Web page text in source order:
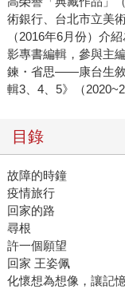
術銀行、台北市立美
（2016年6月份）介
影專書編輯，參與主
鍊・省思——康台生敘
輯3、4、5》（
目錄
故障的時鐘
疫情旅行
回家的路
尋根
許一個願望
回家 王姿佩
化懷想為想像，讓記